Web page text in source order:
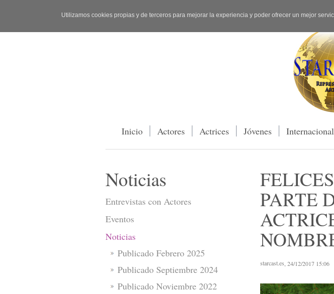
Utilizamos cookies propias y de terceros para mejorar la experiencia y poder ofrecer un mejor
Inicio Actores Actrices Jóvenes Internacional
PARTE
starcast.es , 24/12/2017 15:06
Noticias
Entrevistas con Actores
Eventos
Noticias
Publicado Febrero 2025
Publicado Septiembre 2024
Publicado Noviembre 2022